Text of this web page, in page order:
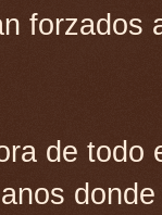
forzados
de